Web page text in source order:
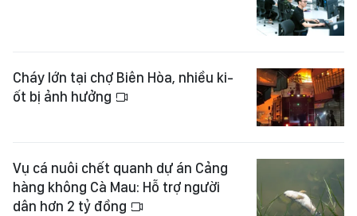
Cháy lớn tại chợ Biên Hòa, nhiều ki-
ốt bị ảnh hưởng
Vụ cá nuôi chết quanh dự án Cảng
hàng không Cà Mau: Hỗ trợ người
dân hơn 2 tỷ đồng